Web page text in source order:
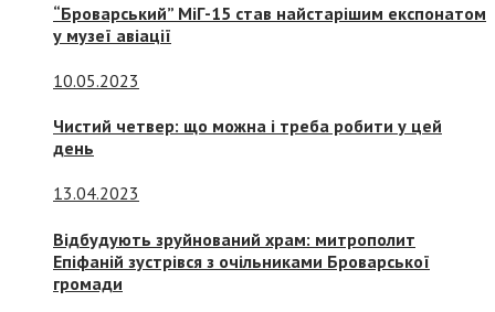
“Броварський” МіГ-15 став найстарішим експонатом
у музеї авіації
10.05.2023
Чистий четвер: що можна і треба робити у цей
день
13.04.2023
Відбудують зруйнований храм: митрополит
Епіфаній зустрівся з очільниками Броварської
громади